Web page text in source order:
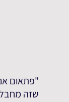
"פתאום